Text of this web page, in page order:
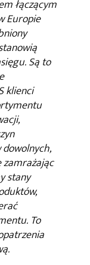
łączącym
Europie
Są to
klienci
stany
To